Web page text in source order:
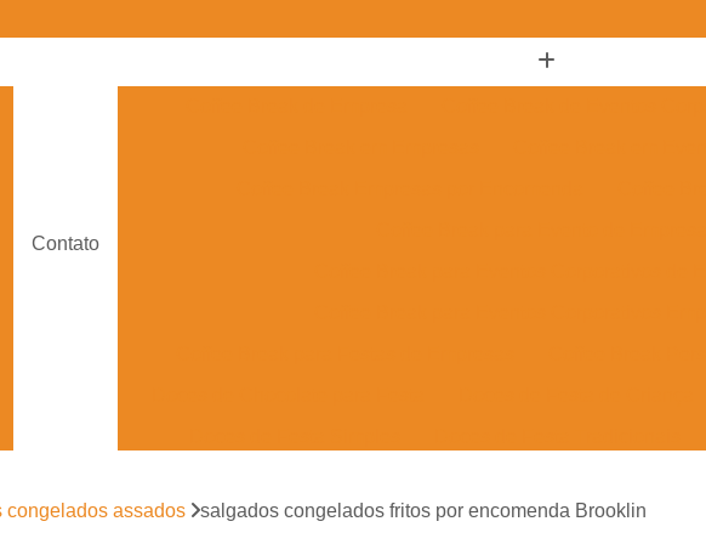
Contato
Doces para Festa de Debutante
Doces para Festa de Formatura
congelados assados salgados congelados fritos por encomenda Brooklin